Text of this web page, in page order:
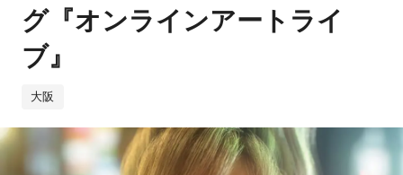
グ『オンラインアートライ
ブ』
大阪